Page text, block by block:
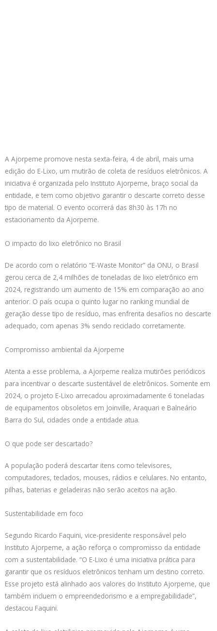
A Ajorpeme promove nesta sexta-feira, 4 de abril, mais uma
edição do E-Lixo, um mutirão de coleta de resíduos eletrônicos. A
iniciativa é organizada pelo Instituto Ajorpeme, braço social da
entidade, e tem como objetivo garantir o descarte correto desse
tipo de material. O evento ocorrerá das 8h30 às 17h no
estacionamento da Ajorpeme.
O impacto do lixo eletrônico no Brasil
De acordo com o relatório “E-Waste Monitor” da ONU, o Brasil
gerou cerca de 2,4 milhões de toneladas de lixo eletrônico em
2024, registrando um aumento de 15% em comparação ao ano
anterior. O país ocupa o quinto lugar no ranking mundial de
geração desse tipo de resíduo, mas enfrenta desafios no descarte
adequado, com apenas 3% sendo reciclado corretamente.
Compromisso ambiental da Ajorpeme
Atenta a esse problema, a Ajorpeme realiza mutirões periódicos
para incentivar o descarte sustentável de eletrônicos. Somente em
2024, o projeto E-Lixo arrecadou aproximadamente 6 toneladas
de equipamentos obsoletos em Joinville, Araquari e Balneário
Barra do Sul, cidades onde a entidade atua.
O que pode ser descartado?
A população poderá descartar itens como televisores,
computadores, teclados, mouses, rádios e celulares. No entanto,
pilhas, baterias e geladeiras não serão aceitos na ação.
Sustentabilidade em foco
Segundo Ricardo Faquini, vice-presidente responsável pelo
Instituto Ajorpeme, a ação reforça o compromisso da entidade
com a sustentabilidade. “O E-Lixo é uma iniciativa prática para
garantir que os resíduos eletrônicos tenham um destino correto.
Esse projeto está alinhado aos valores do Instituto Ajorpeme, que
também incluem o empreendedorismo e a empregabilidade”,
destacou Faquini.